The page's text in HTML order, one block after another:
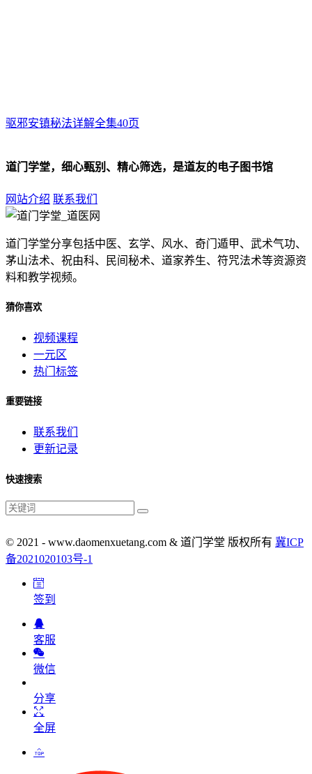
驱邪安镇秘法详解全集40页
道门学堂，细心甄别、精心筛选，是道友的电子图书馆
网站介绍 联系我们
道门学堂分享包括中医、玄学、风水、奇门遁甲、武术气功、
茅山法术、祝由科、民间秘术、道家养生、符咒法术等资源资
料和教学视频。
猜你喜欢
视频课程
一元区
热门标签
重要链接
联系我们
更新记录
快速搜索
© 2021 - www.daomenxuetang.com & 道门学堂 版权所有 冀ICP
备2021020103号-1
签到
客服
微信
分享
全屏